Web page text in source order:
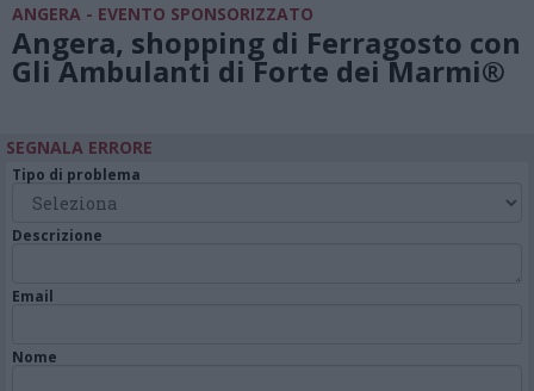
ANGERA - EVENTO SPONSORIZZATO
Angera, shopping di Ferragosto con
Gli Ambulanti di Forte dei Marmi®
SEGNALA ERRORE
Tipo di problema
Descrizione
Email
Nome